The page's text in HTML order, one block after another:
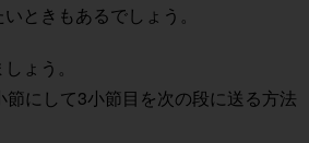
ときもあるでしょう。
ょう。
節にして3小節目を次の段に送る方法